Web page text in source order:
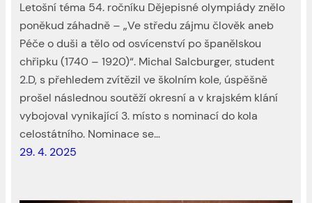
Letošní téma 54. ročníku Dějepisné olympiády znělo
poněkud záhadně – „Ve středu zájmu člověk aneb
Péče o duši a tělo od osvícenství po španělskou
chřipku (1740 – 1920)“. Michal Salcburger, student
2.D, s přehledem zvítězil ve školním kole, úspěšně
prošel následnou soutěží okresní a v krajském klání
vybojoval vynikající 3. místo s nominací do kola
celostátního. Nominace se…
29. 4. 2025